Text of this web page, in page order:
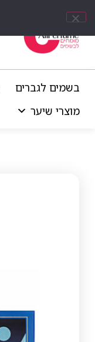
בשמים לגברים
מוצרי שיער